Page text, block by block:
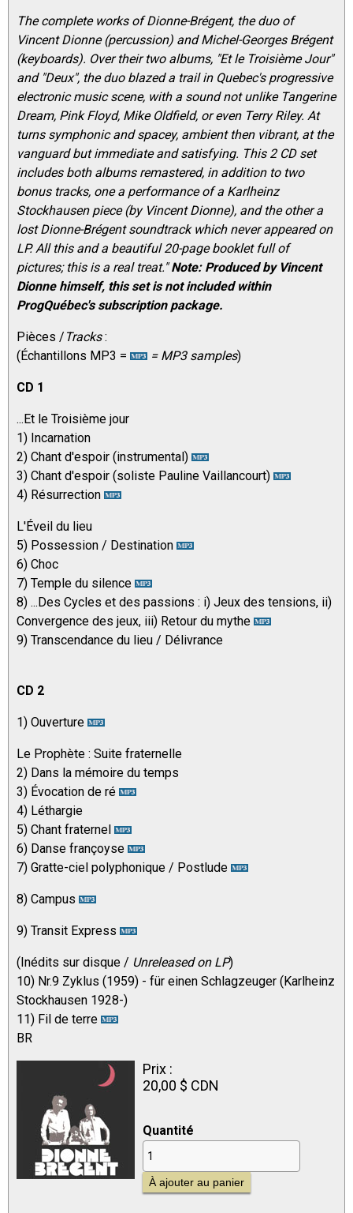
The complete works of Dionne-Brégent, the duo of
Vincent Dionne (percussion) and Michel-Georges Brégent
(keyboards). Over their two albums, "Et le Troisième Jour"
and "Deux", the duo blazed a trail in Quebec's progressive
electronic music scene, with a sound not unlike Tangerine
Dream, Pink Floyd, Mike Oldfield, or even Terry Riley. At
turns symphonic and spacey, ambient then vibrant, at the
vanguard but immediate and satisfying. This 2 CD set
includes both albums remastered, in addition to two
bonus tracks, one a performance of a Karlheinz
Stockhausen piece (by Vincent Dionne), and the other a
lost Dionne-Brégent soundtrack which never appeared on
LP. All this and a beautiful 20-page booklet full of
pictures; this is a real treat."Note: Produced by Vincent
Dionne himself, this set is not included within
ProgQuébec's subscription package.
Pièces / Tracks:
(Échantillons MP3 =
= MP3 samples)
CD 1
...Et le Troisième jour
1) Incarnation
2) Chant d'espoir (instrumental)
3) Chant d'espoir (soliste Pauline Vaillancourt)
4) Résurrection
L'Éveil du lieu
5) Possession / Destination
6) Choc
7) Temple du silence
8) ...Des Cycles et des passions : i) Jeux des tensions, ii)
Convergence des jeux, iii) Retour du mythe
9) Transcendance du lieu / Délivrance
CD 2
1) Ouverture
Le Prophète : Suite fraternelle
2) Dans la mémoire du temps
3) Évocation de ré
4) Léthargie
5) Chant fraternel
6) Danse françoyse
7) Gratte-ciel polyphonique / Postlude
8) Campus
9) Transit Express
(Inédits sur disque / Unreleased on LP)
10) Nr.9 Zyklus (1959) - für einen Schlagzeuger (Karlheinz
Stockhausen 1928-)
11) Fil de terre
BR
Prix :
20,00 $ CDN
Quantité